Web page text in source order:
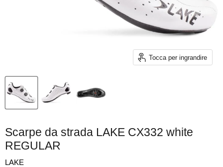
Tocca per ingrandire
Scarpe da strada LAKE CX332 white
REGULAR
LAKE